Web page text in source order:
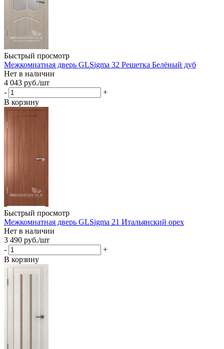
Быстрый просмотр
Межкомнатная дверь GLSigma 32 Решетка Белёный дуб
Нет в наличии
4 043 руб./шт
-
+
В корзину
Быстрый просмотр
Межкомнатная дверь GLSigma 21 Итальянский орех
Нет в наличии
3 490 руб./шт
-
+
В корзину